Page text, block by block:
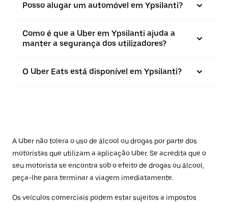
Posso alugar um automóvel em Ypsilanti?
Como é que a Uber em Ypsilanti ajuda a
manter a segurança dos utilizadores?
O Uber Eats está disponível em Ypsilanti?
A Uber não tolera o uso de álcool ou drogas por parte dos
motoristas que utilizam a aplicação Uber. Se acredita que o
seu motorista se encontra sob o efeito de drogas ou álcool,
peça-lhe para terminar a viagem imediatamente.
Os veículos comerciais podem estar sujeitos a impostos